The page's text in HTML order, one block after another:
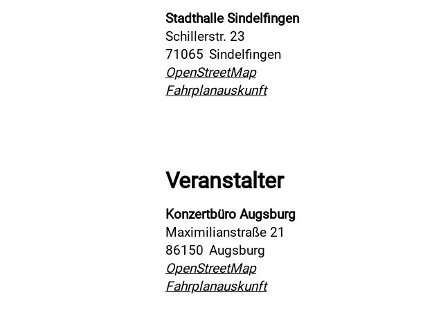
Stadthalle Sindelfingen
Schillerstr. 23
71065 Sindelfingen
OpenStreetMap
Fahrplanauskunft
Veranstalter
Konzertbüro Augsburg
Maximilianstraße 21
86150 Augsburg
OpenStreetMap
Fahrplanauskunft